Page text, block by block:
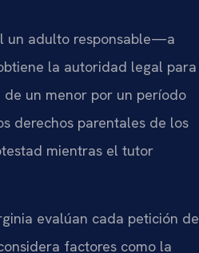
un adulto responsable—a
la autoridad legal para
un menor por un período
derechos parentales de los
mientras el tutor
evalúan cada petición de
factores como la